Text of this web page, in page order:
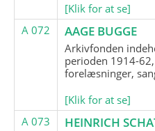
[Klik for at se]
A 072
AAGE BUGGE
Arkivfonden
perioden 1914-
forelæsninger,
[Klik for at se]
A 073
HEINRICH